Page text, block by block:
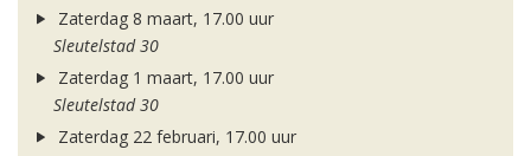
Zaterdag 8 maart, 17.00 uur
Sleutelstad 30
Zaterdag 1 maart, 17.00 uur
Sleutelstad 30
Zaterdag 22 februari, 17.00 uur